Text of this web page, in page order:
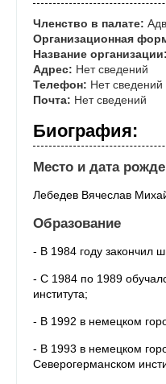
Членство в палате:
Организационная
Название организации:
Адрес: Нет сведений
Телефон: Нет сведений
Почта: Нет сведений
Биография:
Место и дата
Лебедев Вячеслав
Образование
- В 1984 году закончил
- С 1984 по 1989
института;
- В 1992 в немецком
- В 1993 в немецком
Северогерманском